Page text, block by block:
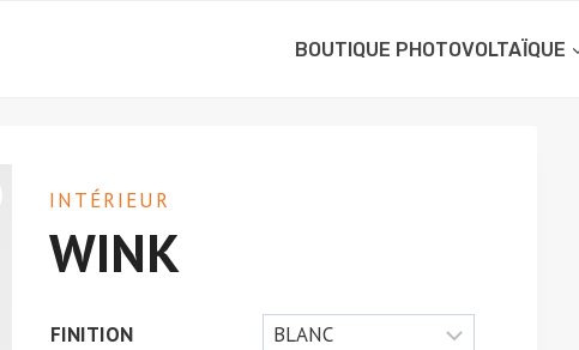
BOUTIQUE PHOTOVOLTAÏQUE
INTÉRIEUR
WINK
FINITION